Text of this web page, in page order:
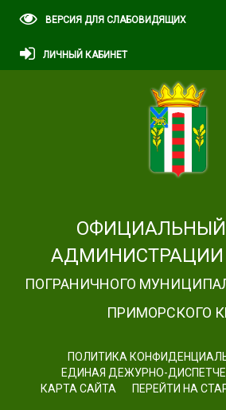
ВЕРСИЯ ДЛЯ СЛАБОВИДЯЩИХ
ЛИЧНЫЙ КАБИНЕТ
ПОГРАНИЧНОГО
ПРИМОРСКОГО
ПОЛИТИКА
ЕДИНАЯ ДЕЖУРНО-
КАРТА САЙТА
ПЕРЕЙТИ НА